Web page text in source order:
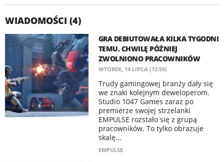
WIADOMOŚCI (4)
GRA DEBIUTOWAŁA KILKA TYGODNI
TEMU. CHWILĘ PÓŹNIEJ
ZWOLNIONO PRACOWNIKÓW
WTOREK, 14 LIPCA (12:59)
Trudy gamingowej branży dały się
we znaki kolejnym deweloperom.
Studio 1047 Games zaraz po
premierze swojej strzelanki
EMPULSE rozstało się z grupą
pracowników. To tylko obrazuje
skalę...
EMPULSE